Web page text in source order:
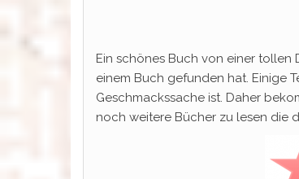
Ein schönes Buch von einer tollen
einem Buch gefunden hat. Einige
Geschmackssache ist. Daher
noch weitere Bücher zu lesen die